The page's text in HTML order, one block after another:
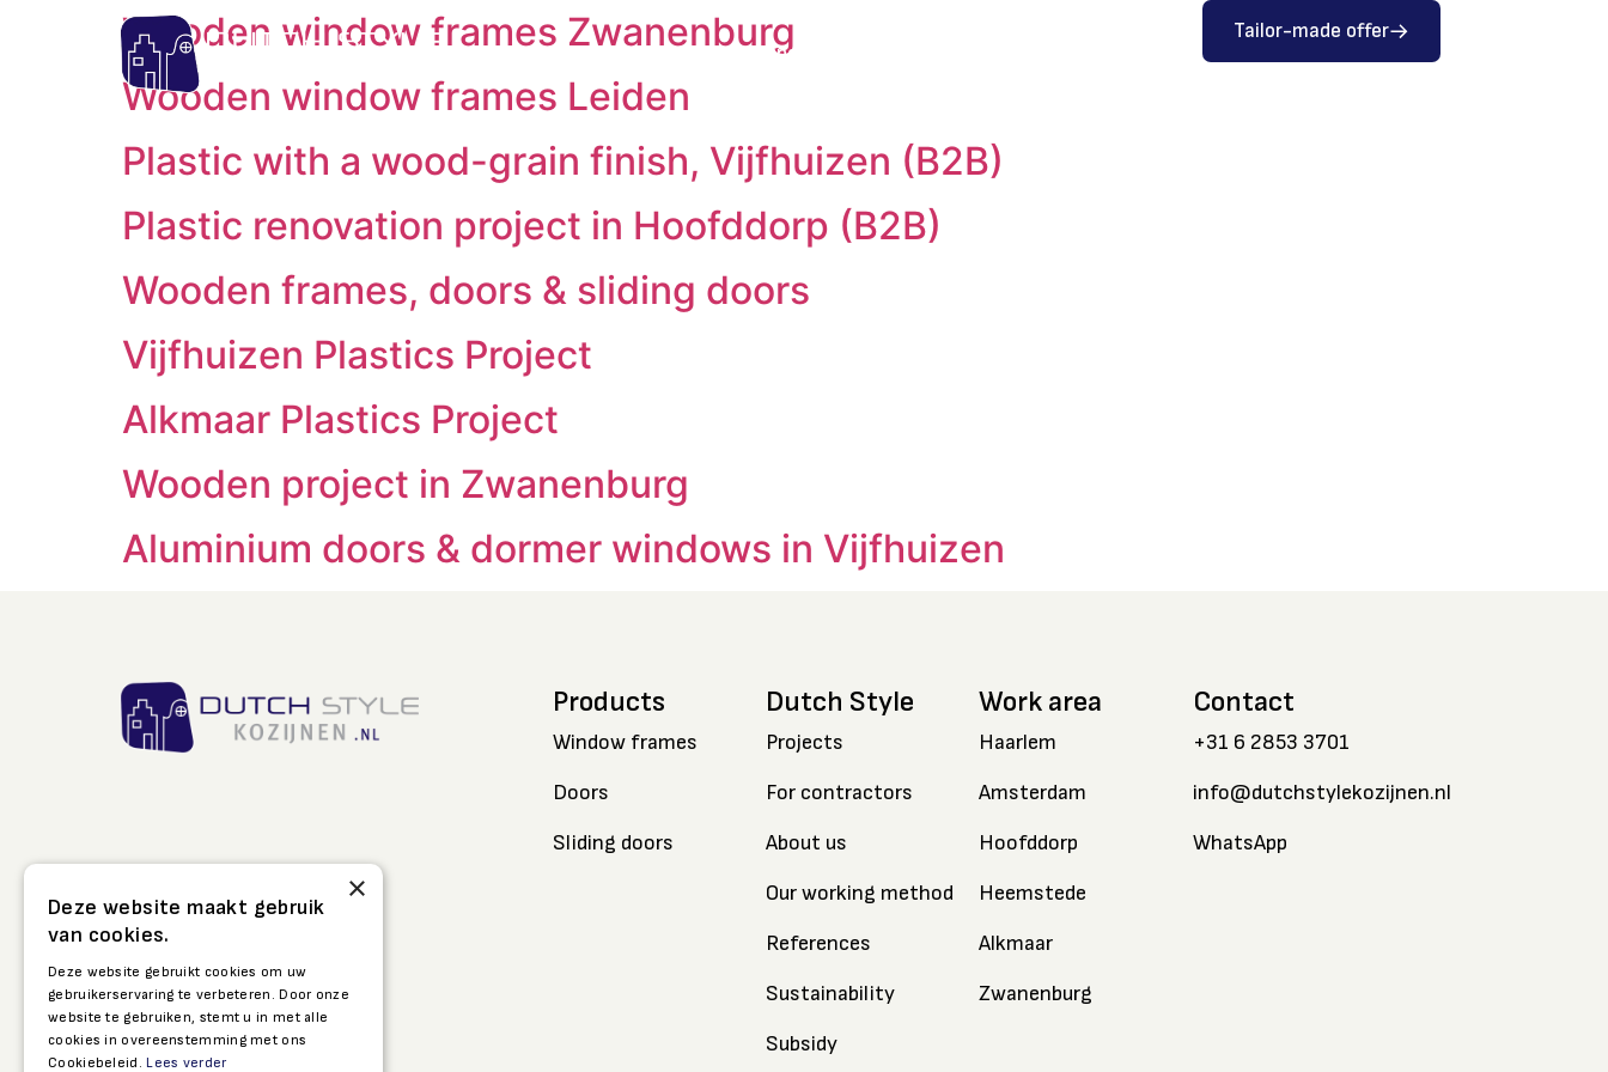
Contractors Window frames
Tailor-made offer
Wooden window frames Zwanenburg
Wooden window frames Leiden
Plastic with a wood-grain finish, Vijfhuizen (B2B)
Plastic renovation project in Hoofddorp (B2B)
Wooden frames, doors & sliding doors
Vijfhuizen Plastics Project
Alkmaar Plastics Project
Wooden project in Zwanenburg
Aluminium doors & dormer windows in Vijfhuizen
Products
Window frames
Doors
Sliding doors
Dutch Style
Projects
For contractors
About us
Our working method
References
Sustainability
Subsidy
Work area
Haarlem
Amsterdam
Hoofddorp
Heemstede
Alkmaar
Zwanenburg
Contact
+31 6 2853 3701
info@dutchstylekozijnen.nl
WhatsApp
×
Deze website maakt gebruik
van cookies.
Deze website gebruikt cookies om uw
gebruikerservaring te verbeteren. Door onze
website te gebruiken, stemt u in met alle
cookies in overeenstemming met ons
Cookiebeleid. Lees verder